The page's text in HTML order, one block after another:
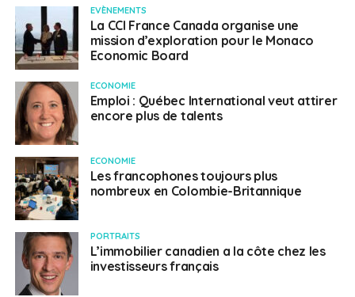
EVÈNEMENTS
La CCI France Canada organise une
mission d’exploration pour le Monaco
Economic Board
ECONOMIE
Emploi : Québec International veut attirer
encore plus de talents
ECONOMIE
Les francophones toujours plus
nombreux en Colombie-Britannique
PORTRAITS
L’immobilier canadien a la côte chez les
investisseurs français